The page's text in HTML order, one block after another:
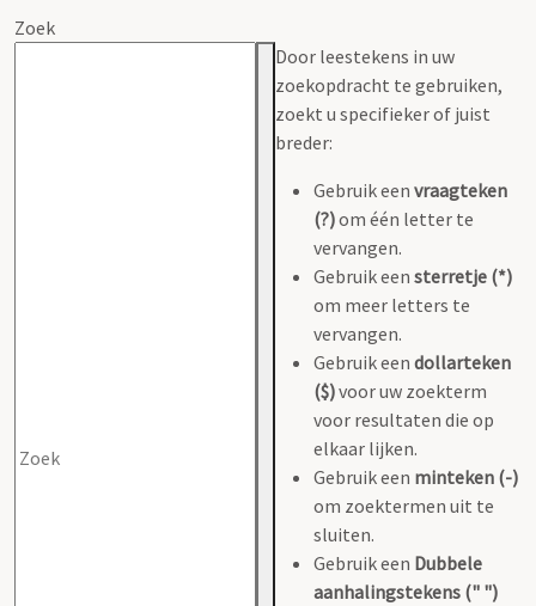
Zoek
Door leestekens in uw
zoekopdracht te gebruiken,
zoekt u specifieker of juist
breder:
Gebruik een vraagteken
(?)om één letter te
vervangen.
Gebruik een sterretje (*)
om meer letters te
vervangen.
Gebruik een dollarteken
($)voor uw zoekterm
voor resultaten die op
elkaar lijken.
Gebruik een minteken (-)
om zoektermen uit te
sluiten.
Gebruik een Dubbele
aanhalingstekens (" ")